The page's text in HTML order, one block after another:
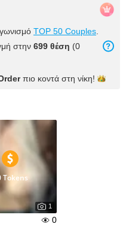
TOP 50 Couples
στην 699 θέση (0
πιο κοντά στη νίκη!
Tokens
1
0